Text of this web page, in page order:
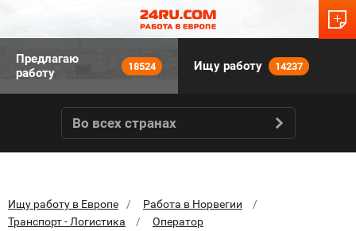
Предлагаю
работу
18524 Ищу работу 14237
Во всех странах
Ищу работу в Европе
Работа в Норвегии
Транспорт - Логистика
Оператор